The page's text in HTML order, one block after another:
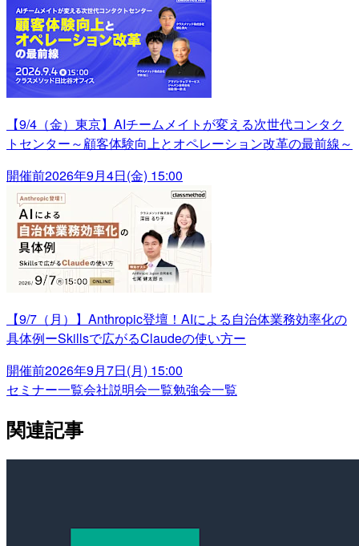
【9/4（金）東京】AIチームメイトが変える次世代コンタク
トセンター～顧客体験向上とオペレーション改革の最前線～
開催前2026年9月4日(金) 15:00
【9/7（月）】Anthropic登壇！AIによる自治体業務効率化の
具体例ーSkillsで広がるClaudeの使い方ー
開催前2026年9月7日(月) 15:00
セミナー一覧会社説明会一覧勉強会一覧
関連記事